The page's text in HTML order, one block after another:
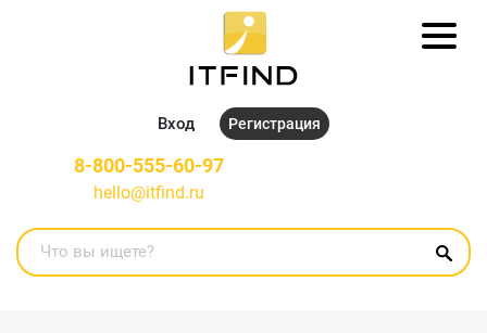
Вход Регистрация
8-800-555-60-97
hello@itfind.ru